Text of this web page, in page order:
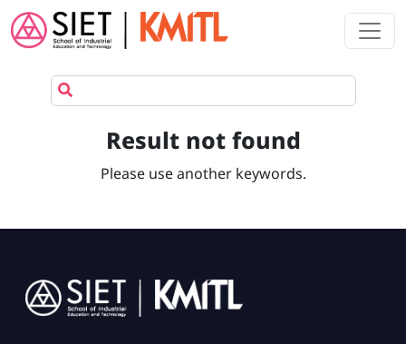
Skip to main content
Result not found
Please use another keywords.
Image